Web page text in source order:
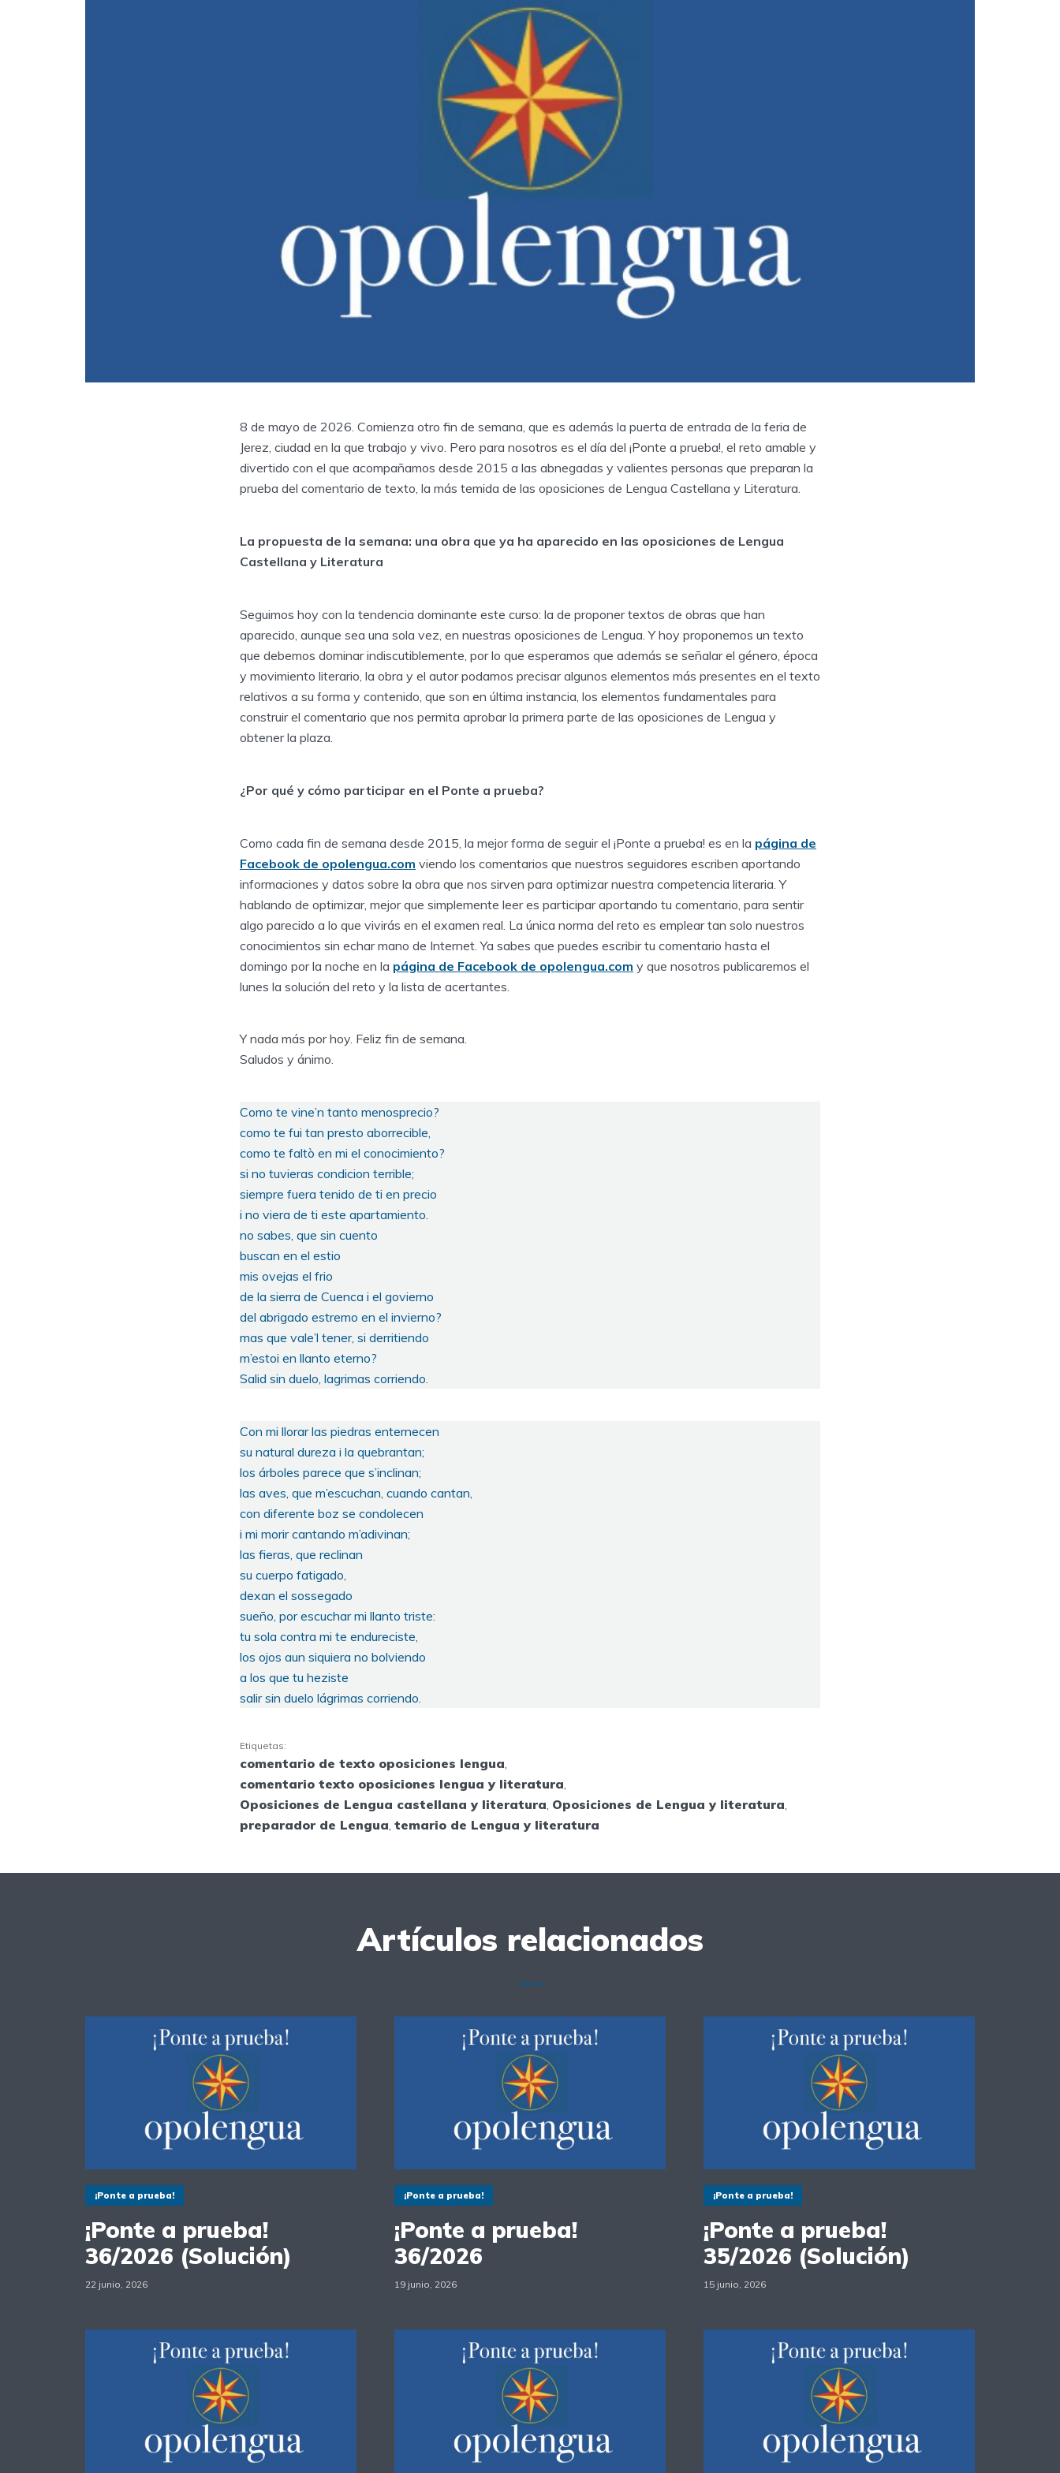
8 de mayo de 2026. Comienza otro fin de semana, que es además la puerta de entrada de la feria de
Jerez, ciudad en la que trabajo y vivo. Pero para nosotros es el día del ¡Ponte a prueba!, el reto amable y
divertido con el que acompañamos desde 2015 a las abnegadas y valientes personas que preparan la
prueba del comentario de texto, la más temida de las oposiciones de Lengua Castellana y Literatura.
La propuesta de la semana: una obra que ya ha aparecido en las oposiciones de Lengua
Castellana y Literatura
Seguimos hoy con la tendencia dominante este curso: la de proponer textos de obras que han
aparecido, aunque sea una sola vez, en nuestras oposiciones de Lengua. Y hoy proponemos un texto
que debemos dominar indiscutiblemente, por lo que esperamos que además se señalar el género, época
y movimiento literario, la obra y el autor podamos precisar algunos elementos más presentes en el texto
relativos a su forma y contenido, que son en última instancia, los elementos fundamentales para
construir el comentario que nos permita aprobar la primera parte de las oposiciones de Lengua y
obtener la plaza.
¿Por qué y cómo participar en el Ponte a prueba?
Como cada fin de semana desde 2015, la mejor forma de seguir el ¡Ponte a prueba! es en la página de
Facebook de opolengua.com viendo los comentarios que nuestros seguidores escriben aportando
informaciones y datos sobre la obra que nos sirven para optimizar nuestra competencia literaria. Y
hablando de optimizar, mejor que simplemente leer es participar aportando tu comentario, para sentir
algo parecido a lo que vivirás en el examen real. La única norma del reto es emplear tan solo nuestros
conocimientos sin echar mano de Internet. Ya sabes que puedes escribir tu comentario hasta el
domingo por la noche en la página de Facebook de opolengua.com y que nosotros publicaremos el
lunes la solución del reto y la lista de acertantes.
Y nada más por hoy. Feliz fin de semana.
Saludos y ánimo.
Como te vine’n tanto menosprecio?
como te fui tan presto aborrecible,
como te faltò en mi el conocimiento?
si no tuvieras condicion terrible;
siempre fuera tenido de ti en precio
i no viera de ti este apartamiento.
no sabes, que sin cuento
buscan en el estio
mis ovejas el frio
de la sierra de Cuenca i el govierno
del abrigado estremo en el invierno?
mas que vale’l tener, si derritiendo
m’estoi en llanto eterno?
Salid sin duelo, lagrimas corriendo.
Con mi llorar las piedras enternecen
su natural dureza i la quebrantan;
los árboles parece que s’inclinan;
las aves, que m’escuchan, cuando cantan,
con diferente boz se condolecen
i mi morir cantando m’adivinan;
las fieras, que reclinan
su cuerpo fatigado,
dexan el sossegado
sueño, por escuchar mi llanto triste:
tu sola contra mi te endureciste,
los ojos aun siquiera no bolviendo
a los que tu heziste
salir sin duelo lágrimas corriendo.
Etiquetas:
comentario de texto oposiciones lengua,
comentario texto oposiciones lengua y literatura,
Oposiciones de Lengua castellana y literatura, Oposiciones de Lengua y literatura,
preparador de Lengua, temario de Lengua y literatura
Artículos relacionados
¡Ponte a prueba!
¡Ponte a prueba!
36/2026 (Solución)
22 junio, 2026
¡Ponte a prueba!
¡Ponte a prueba!
36/2026
19 junio, 2026
¡Ponte a prueba!
¡Ponte a prueba!
35/2026 (Solución)
15 junio, 2026